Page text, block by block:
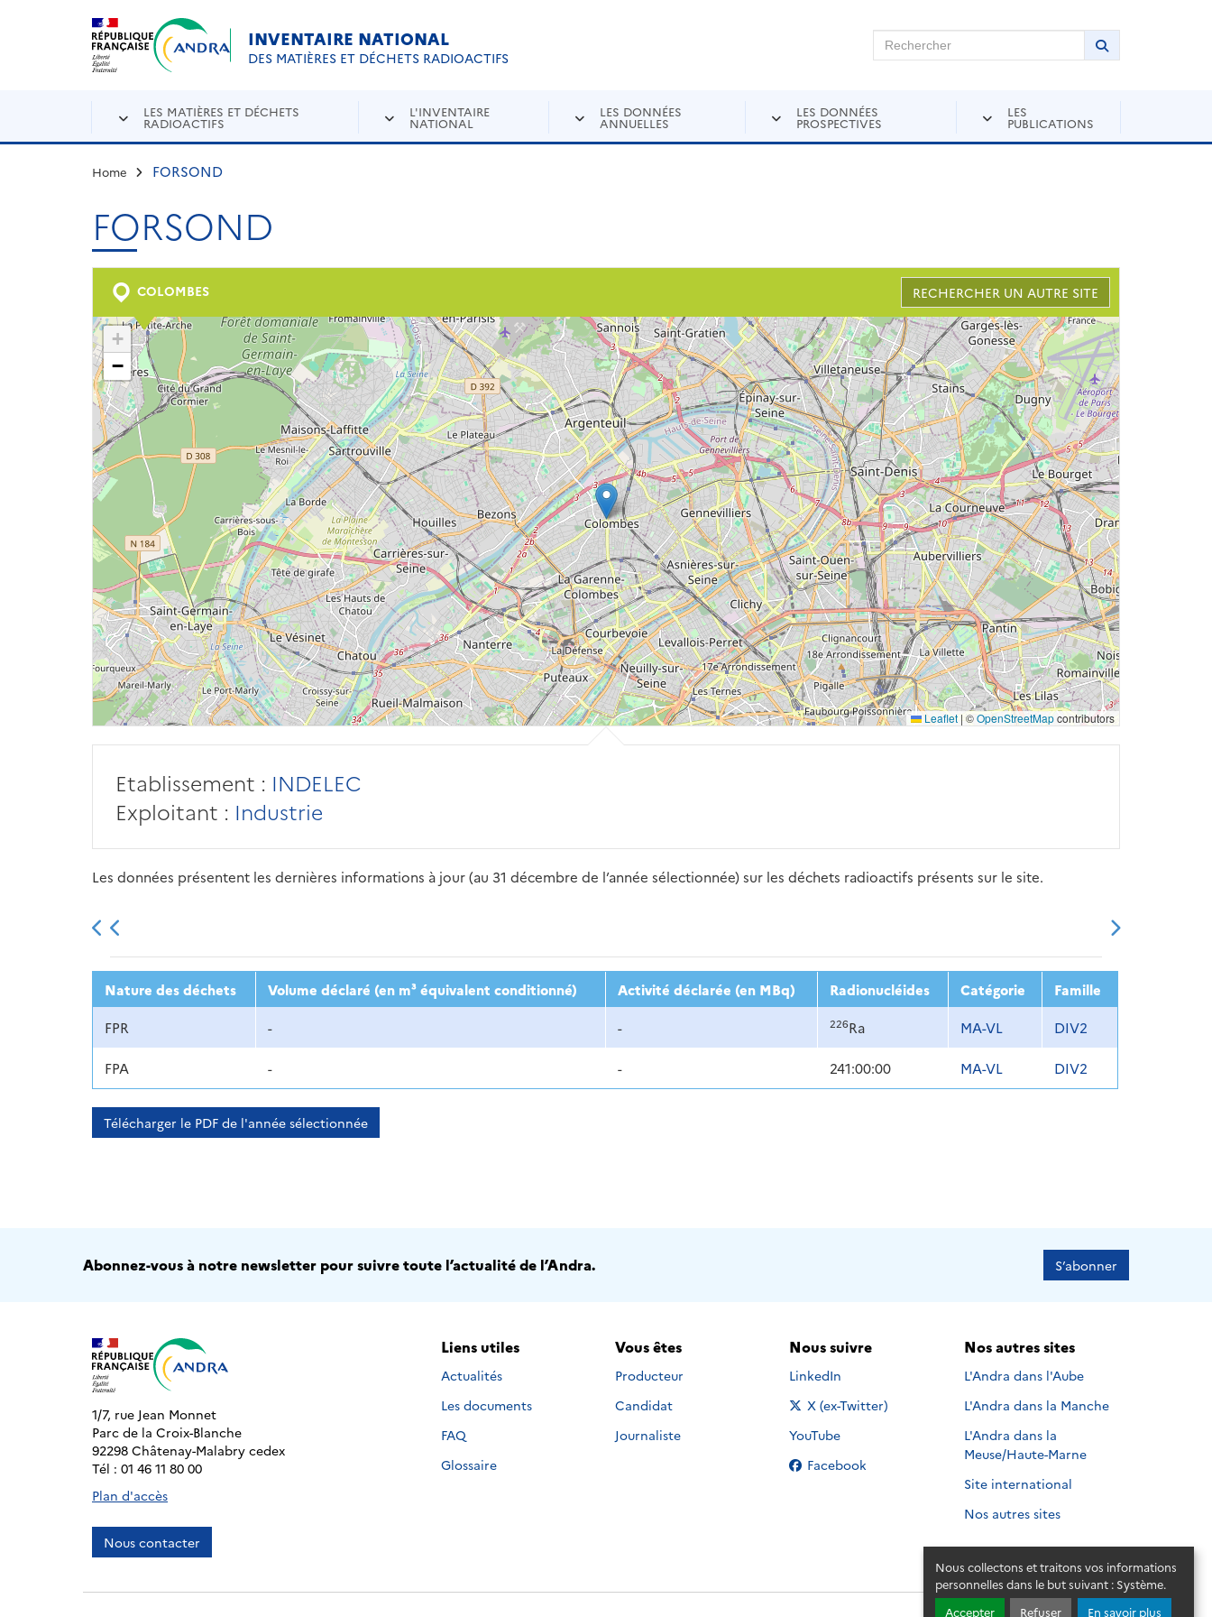
Nous collectons et traitons vos informations
personnelles dans le but suivant : Système.
Accepter
Refuser En savoir plus
Aller au contenu principal
INVENTAIRE NATIONAL
DES MATIÈRES ET DÉCHETS RADIOACTIFS
Rechercher sur Andra Inventaire Rechercher
Lancer la
LES MATIÈRES ET DÉCHETS
RADIOACTIFS
L'INVENTAIRE
NATIONAL
LES DONNÉES
ANNUELLES
LES DONNÉES
PROSPECTIVES
LES
PUBLICATIONS
Home FORSOND
FORSOND
COLOMBES RECHERCHER UN AUTRE SITE
+
−
Leaflet | ©OpenStreetMapcontributors
Etablissement : INDELEC
Exploitant : Industrie
Les données présentent les dernières informations à jour (au 31 décembre de l’année sélectionnée) sur les déchets radioactifs présents sur le site.
2013 2014 2015 2016 2017 2018 2019 2020 2021 2022 2023
Nature des déchets Volume déclaré (en m³ équivalent conditionné) Activité déclarée (en MBq) Radionucléides Catégorie
Famille
FPR
- - 226Ra MA-VL DIV2
FPA - - 241:00:00 MA-VL DIV2
Télécharger le PDF de l'année sélectionnée
Abonnez-vous à notre newsletter pour suivre toute l’actualité de l’Andra. S’abonner
1/7, rue Jean Monnet
Parc de la Croix-Blanche
92298 Châtenay-Malabry cedex
Tél : 01 46 11 80 00
Plan d'accès
Nous contacter
Liens utiles
Actualités
Les documents
FAQ
Glossaire
Vous êtes
Producteur
Candidat
Journaliste
Nous suivre
Nous suivre sur
LinkedIn
Nous suivre sur
X (ex-Twitter)
Nous suivre sur
YouTube
Nous suivre sur
Facebook
Nos autres sites
L'Andra dans l'Aube
L'Andra dans la Manche
L'Andra dans la
Meuse/Haute-Marne
Site international
Nos autres sites